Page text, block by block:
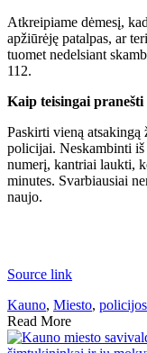
Atkreipiame dėmesį,
apžiūrėję patalpas, ar
tuomet nedelsiant
112.
Kaip teisingai
Paskirti vieną
policijai. Neskambinti iš
numerį, kantriai laukti,
minutes. Svarbiausiai
naujo.
Source link
Kauno, Miesto, policijos
Read More